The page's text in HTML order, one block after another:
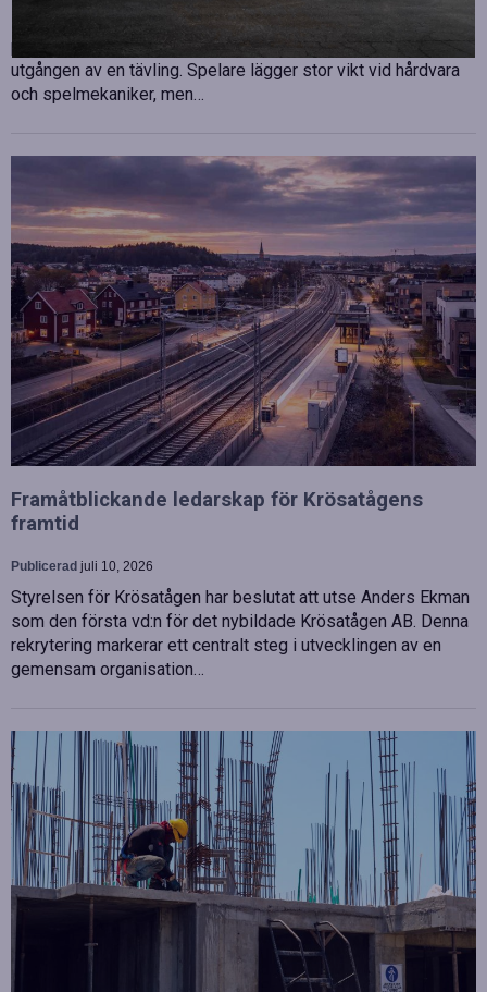
E-sport har utvecklats från att vara en hobby till en
professionell disciplin där varje millisekund kan avgöra
utgången av en tävling. Spelare lägger stor vikt vid hårdvara
och spelmekaniker, men…
Framåtblickande ledarskap för Krösatågens
framtid
Publicerad juli 10, 2026
Styrelsen för Krösatågen har beslutat att utse Anders Ekman
som den första vd:n för det nybildade Krösatågen AB. Denna
rekrytering markerar ett centralt steg i utvecklingen av en
gemensam organisation…